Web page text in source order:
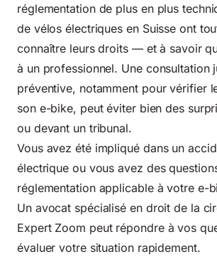
réglementation de plus en plus
de vélos électriques en Suisse ont
connaître leurs droits — et à savoir
à un professionnel. Une consultation
préventive, notamment pour vérifier
son e-bike, peut éviter bien des
ou devant un tribunal.
Vous avez été impliqué dans un
électrique ou vous avez des
réglementation applicable à votre e-
Un avocat spécialisé en droit de la
Expert Zoom peut répondre à vos
évaluer votre situation rapidement.